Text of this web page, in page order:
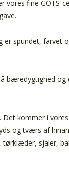
vores fine GOTS-
er spundet,
bæredygtighed
kommer i
og tværs af
sjaler,